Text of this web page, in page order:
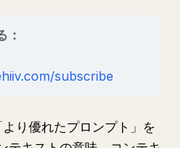
：
subscribe
り優れたプロンプト」を